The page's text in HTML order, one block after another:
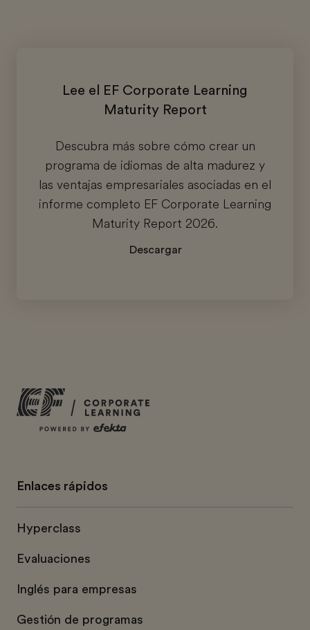
Lee el EF Corporate Learning
Maturity Report
Descubra más sobre cómo crear un
programa de idiomas de alta madurez y
las ventajas empresariales asociadas en el
informe completo EF Corporate Learning
Maturity Report 2026.
Descargar
Enlaces rápidos
Hyperclass
Evaluaciones
Inglés para empresas
Gestión de programas